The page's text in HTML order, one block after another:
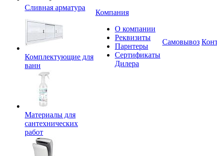
Сливная арматура
Комплектующие для
ванн
Материалы для
сантехнических
работ
Компания
О компании
Реквизиты
Парнтеры
Сертификаты
Дилера
Самовывоз